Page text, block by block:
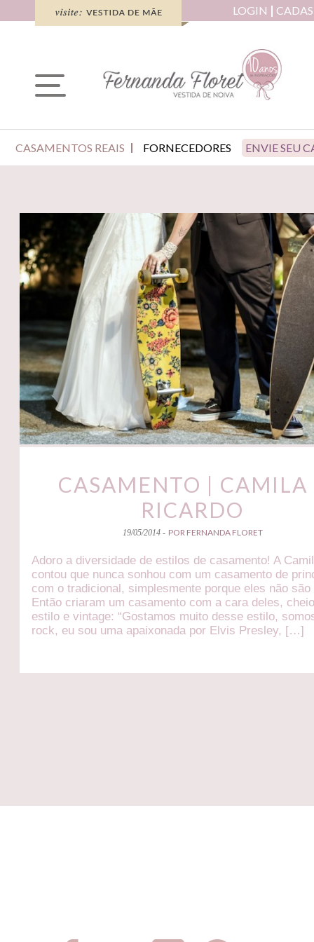
LOGIN
CASAMENTOS REAIS FORNECEDORES ENVIE SEU
CASAMENTO | CAMILA
RICARDO
19/05/2014 - POR FERNANDA FLORET
Adoro a diversidade de estilos de casamento! A
contou que nunca sonhou com um casamento de
com o tradicional, simplesmente porque eles não
Então criaram um casamento com a cara deles,
estilo e vintage: “Gostamos muito desse estilo,
rock, eu sou uma apaixonada por Elvis Presley, […]